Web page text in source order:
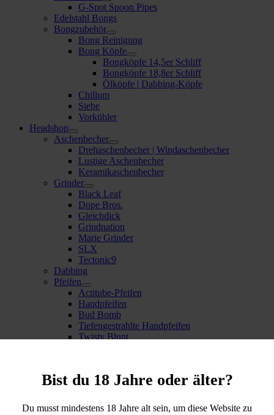
Bist du 18 Jahre oder älter?
Du musst mindestens 18 Jahre alt sein, um diese Website zu
G-Spot Spoon Pipes
Edelstahl Bongs
Bongzubehör
Bong Reinigung
Bong Köpfe
Bongköpfe 14,5er Schliff
Bongköpfe 18,8er Schliff
Ölköpfe | Dabbing-Köpfe
Chillum
Siebe
Vorkühler
Headshop
Aschenbecher
Drehaschenbecher | Windaschenbecher
Lustige Aschenbecher
Keramikaschenbecher
Grinder
Black Leaf
Dope Bros.
Gleichdick
Grindnation
Marie Grinder
SLX
Tectonic9
Dabbing
Pfeifen
Actitube-Pfeifen
Handpfeifen
Bud Bomb
Tiefengestrahlte Handpfeifen
Twisty Blunt
Feuerzeuge | Bunsenbrenner
Pouches | Taschen